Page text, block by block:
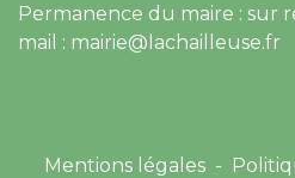
Permanence du maire : sur
mail : mairie@lachailleuse.fr
Mentions légales -